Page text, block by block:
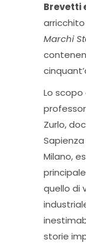
Brevetti
Marchi
Lo scopo
Zurlo,
Milano,
quello di
storie